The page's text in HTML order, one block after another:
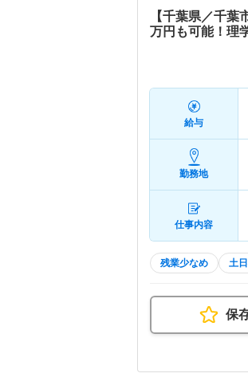
【千葉県／千
万円も可能！理
給与
勤務地
仕事内容
残業少なめ 土
保